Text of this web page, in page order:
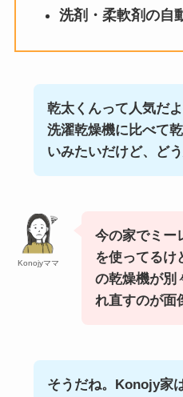
洗剤・柔軟剤の自
乾太くんって人気だよ
洗濯乾燥機に比べて
いみたいだけど、ど
Konojyママ
今の家でミー
を使ってるけ
の乾燥機が別
れ直すのが面
そうだね。Konojy家